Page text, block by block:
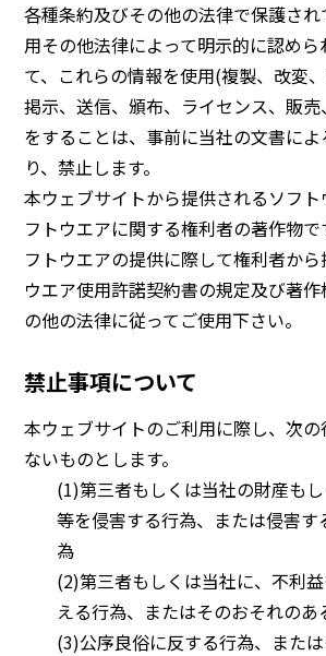
各種条約及びその他の法律で保護さ
用その他法律によって明示的に認め
て、これらの情報を使用(複製、改変、
掲示、送信、頒布、ライセンス、販
をすることは、事前に当社の文書に
り、禁止します。
本ウェブサイトから提供されるソフ
フトウエアに関する権利者の著作物で
フトウエアの提供に際して権利者か
ウエア使用許諾契約書の規定及び著
の他の法律に従ってご使用下さい。
禁止事項について
本ウェブサイトのご利用に際し、次
ないものとします。
(1)第三者もしくは当社の財産も
等を侵害する行為、または侵害
為
(2)第三者もしくは当社に、不利
える行為、またはそのおそれのあ
(3)公序良俗に反する行為、また